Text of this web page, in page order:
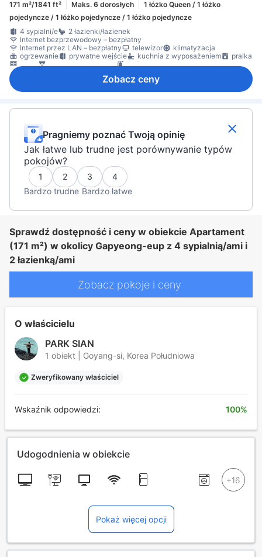
171 m²/1841 ft² Maks. 6 dorosłych
1 łóżko Queen / 1 łóżko
pojedyncze / 1 łóżko pojedyncze / 1 łóżko pojedyncze
4 sypialni/e
2 łazienki/łazienek
Internet bezprzewodowy – bezpłatny
Internet przez LAN – bezpłatny
telewizor
klimatyzacja
ogrzewanie
prywatne wejście kuchnia z wyposażeniem
pralka
szafa
czujnik tlenku węgla gaśnica
Zobacz ceny
Pragniemy poznać Twoją opinię
Jak łatwe lub trudne jest porównywanie typów
pokojów?
1 2 3
4
Bardzo trudne Bardzo łatwe
Sprawdź dostępność i ceny w obiekcie Apartament
(171 m²) w okolicy Gapyeong-eup z 4 sypialnią/ami i
2 łazienką/ami
Zobacz pokoje i ceny
O właścicielu
PARK SIAN
1 obiekt | Goyang-si, Korea Południowa
Zweryfikowany właściciel
Wskaźnik odpowiedzi: 100%
Udogodnienia w obiekcie
Pokaż więcej opcji